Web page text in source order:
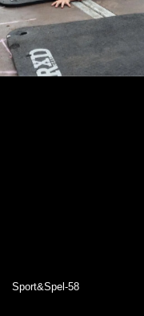
Sport&Spel-58